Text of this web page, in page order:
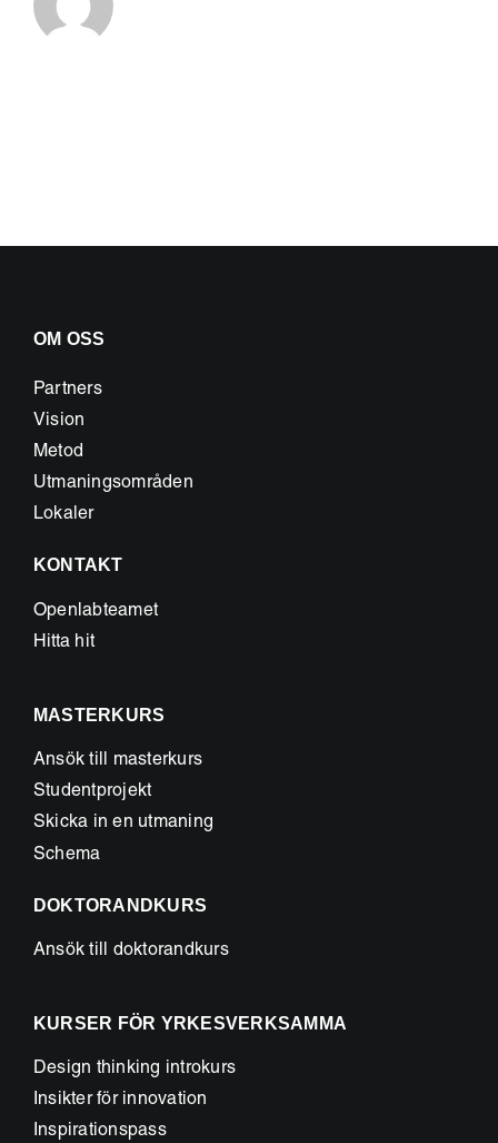
OM OSS
Partners
Vision
Metod
Utmaningsområden
Lokaler
KONTAKT
Openlabteamet
Hitta hit
MASTERKURS
Ansök till masterkurs
Studentprojekt
Skicka in en utmaning
Schema
DOKTORANDKURS
Ansök till doktorandkurs
KURSER FÖR YRKESVERKSAMMA
Design thinking introkurs
Insikter för innovation
Inspirationspass